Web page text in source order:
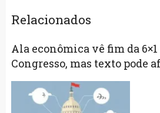
Relacionados
Ala econômica vê fim da
Congresso, mas texto pode